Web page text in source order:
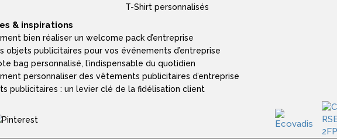
T-Shirt personnalisés
& inspirations
bien réaliser un welcome pack d’entreprise
objets publicitaires pour vos événements d’entreprise
bag personnalisé, l’indispensable du quotidien
personnaliser des vêtements publicitaires d’entreprise
publicitaires : un levier clé de la fidélisation client